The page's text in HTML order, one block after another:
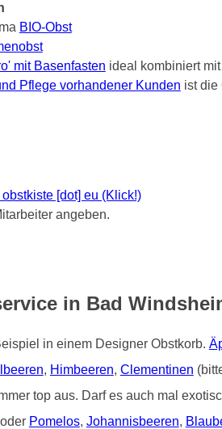
BIO-Obst
mit Basenfasten ideal kombiniert
Pflege vorhandener Kunden ist die
[dot] eu (Klick!)
angeben.
in Bad
in einem Designer Obstkorb.
, Himbeeren, Clementinen
top aus. Darf es auch mal
oder Pomelos, Johannisbeeren,